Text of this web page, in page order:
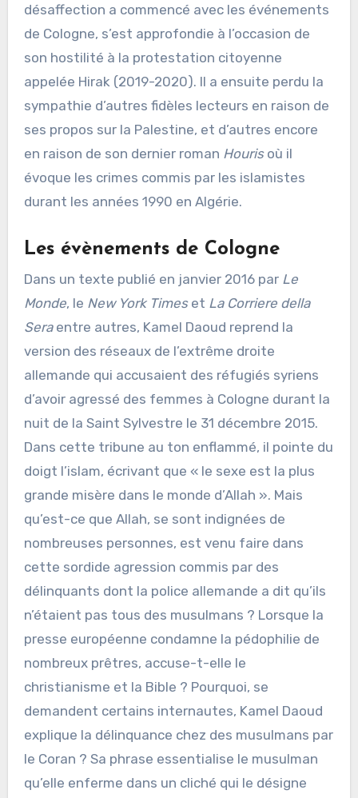
désaffection a commencé avec les événements
de Cologne, s’est approfondie à l’occasion de
son hostilité à la protestation citoyenne
appelée Hirak (2019-2020). Il a ensuite perdu la
sympathie d’autres fidèles lecteurs en raison de
ses propos sur la Palestine, et d’autres encore
en raison de son dernier roman Houris où il
évoque les crimes commis par les islamistes
durant les années 1990 en Algérie.
Les évènements de Cologne
Dans un texte publié en janvier 2016 par Le
Monde, le New York Timeset La Corriere della
Seraentre autres, Kamel Daoud reprend la
version des réseaux de l’extrême droite
allemande qui accusaient des réfugiés syriens
d’avoir agressé des femmes à Cologne durant la
nuit de la Saint Sylvestre le 31 décembre 2015.
Dans cette tribune au ton enflammé, il pointe du
doigt l’islam, écrivant que « le sexe est la plus
grande misère dans le monde d’Allah ». Mais
qu’est-ce que Allah, se sont indignées de
nombreuses personnes, est venu faire dans
cette sordide agression commis par des
délinquants dont la police allemande a dit qu’ils
n’étaient pas tous des musulmans ? Lorsque la
presse européenne condamne la pédophilie de
nombreux prêtres, accuse-t-elle le
christianisme et la Bible ? Pourquoi, se
demandent certains internautes, Kamel Daoud
explique la délinquance chez des musulmans par
le Coran ? Sa phrase essentialise le musulman
qu’elle enferme dans un cliché qui le désigne